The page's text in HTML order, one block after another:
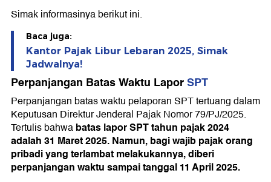
Simak informasinya berikut ini.
Baca juga:
Kantor Pajak Libur Lebaran 2025, Simak
Jadwalnya!
Perpanjangan Batas Waktu LaporSPT
Perpanjangan batas waktu pelaporan SPT tertuang dalam
Keputusan Direktur Jenderal Pajak Nomor 79/PJ/2025.
Tertulis bahwabatas lapor SPT tahun pajak 2024
adalah 31 Maret 2025. Namun, bagi wajib pajak orang
pribadi yang terlambat melakukannya, diberi
perpanjangan waktu sampai tanggal 11 April 2025.